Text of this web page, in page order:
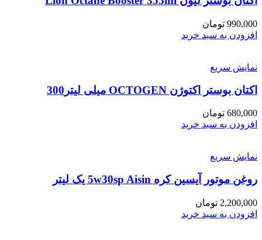
990,000 تومان
افزودن به سبد خرید
نمایش سریع
اکتان بوستر اکتوژن OCTOGEN میلی لیتر300
680,000 تومان
افزودن به سبد خرید
نمایش سریع
روغن موتور آیسین کره 5w30sp Aisin یک لیتر
2,200,000 تومان
افزودن به سبد خرید